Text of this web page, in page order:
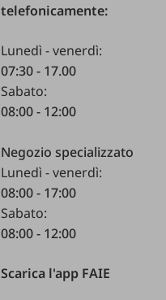
telefonicamente:
Lunedì - venerdì:
07:30 - 17.00
Sabato:
08:00 - 12:00
Negozio specializzato
Lunedì - venerdì:
08:00 - 17:00
Sabato:
08:00 - 12:00
Scarica l'app FAIE